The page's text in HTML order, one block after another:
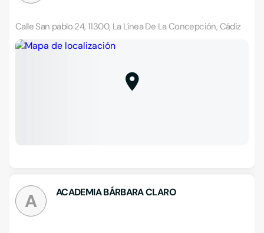
Calle San pablo 24, 11300, La Línea De La Concepción, Cádiz
A ACADEMIA BÁRBARA CLARO